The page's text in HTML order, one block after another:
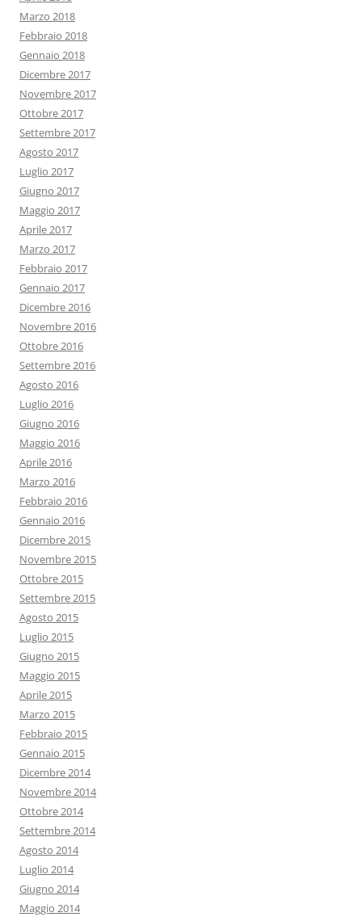
Marzo 2018
Febbraio 2018
Gennaio 2018
Dicembre 2017
Novembre 2017
Ottobre 2017
Settembre 2017
Agosto 2017
Luglio 2017
Giugno 2017
Maggio 2017
Aprile 2017
Marzo 2017
Febbraio 2017
Gennaio 2017
Dicembre 2016
Novembre 2016
Ottobre 2016
Settembre 2016
Agosto 2016
Luglio 2016
Giugno 2016
Maggio 2016
Aprile 2016
Marzo 2016
Febbraio 2016
Gennaio 2016
Dicembre 2015
Novembre 2015
Ottobre 2015
Settembre 2015
Agosto 2015
Luglio 2015
Giugno 2015
Maggio 2015
Aprile 2015
Marzo 2015
Febbraio 2015
Gennaio 2015
Dicembre 2014
Novembre 2014
Ottobre 2014
Settembre 2014
Agosto 2014
Luglio 2014
Giugno 2014
Maggio 2014